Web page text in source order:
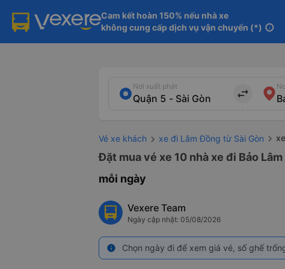
Cam kết hoàn 150% nếu nhà xe
không cung cấp dịch vụ vận chuyển (*) info
Nơi xuất phát
import_export
Vé xe khách xe đi Lâm Đồng từ Sài Gòn
Đặt mua vé xe 10 nhà xe đi Bảo
mỗi ngày
Vexere Team
Ngày cập nhật: 05/08/2026
info Chọn ngày đi để xem giá vé, số ghế